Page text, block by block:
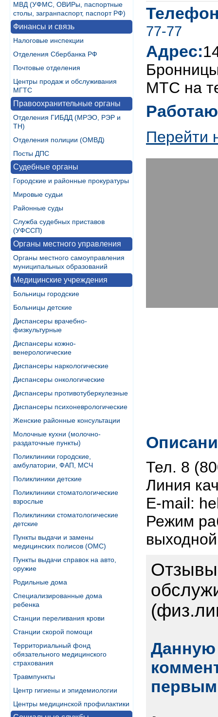
МВД (УФМС, ОВИРы, паспортные
столы, загранпаспорт, паспорт РФ)
Финансы и связь
Налоговые инспекции
Отделения Сбербанка РФ
Почтовые отделения
Центры продаж и обслуживания
МГТС
Правоохранительные органы
Отделения ГИБДД (МРЭО, РЭР и
ТН)
Отделения полиции (ОМВД)
Посты ДПС
Судебные органы
Городские и районные прокуратуры
Мировые судьи
Районные суды
Служба судебных приставов
(УФССП)
Органы местного управления
Органы местного самоуправления
муниципальных образований
Медицинские учреждения
Больницы городские
Больницы детские
Диспансеры врачебно-
физкультурные
Диспансеры кожно-
венерологические
Диспансеры наркологические
Диспансеры онкологические
Диспансеры противотуберкулезные
Диспансеры психоневрологические
Женские районные консультации
Молочные кухни (молочно-
раздаточные пункты)
Поликлиники городские,
амбулатории, ФАП, МСЧ
Поликлиники детские
Поликлиники стоматологические
взрослые
Поликлиники стоматологические
детские
Пункты выдачи и замены
медицинских полисов (ОМС)
Пункты выдачи справок на авто,
оружие
Родильные дома
Специализированные дома
ребенка
Станции переливания крови
Станции скорой помощи
Территориальный фонд
обязательного медицинского
страхования
Травмпункты
Центр гигиены и эпидемиологии
Центры медицинской профилактики
77-77
Адрес:
МТС на
Перейти
Тел. 8
Линия
E-mail:
Режим
Данную